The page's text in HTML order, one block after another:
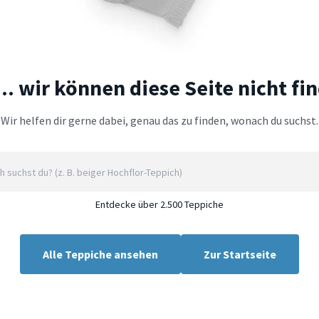
wir können diese Seite nicht
Wir helfen dir gerne dabei, genau das zu finden, wonach du suchst.
Entdecke über 2.500 Teppiche
Alle Teppiche ansehen Zur Startseite